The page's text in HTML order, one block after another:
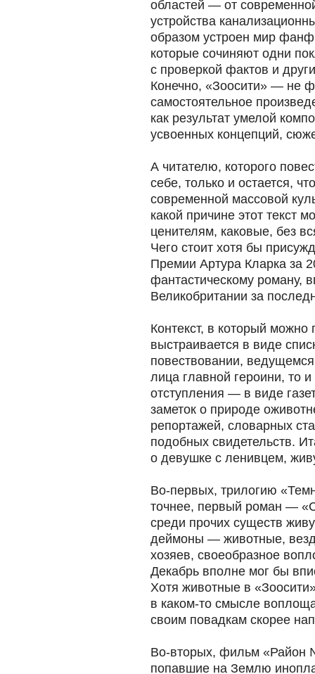
областей — от
устройства
образом устроен мир
которые сочиняют одни
с проверкой фактов и
Конечно, «Зоосити» — не
самостоятельное
как результат умелой
усвоенных концепций,
А читателю, которого
себе, только и остается,
современной массовой
какой причине этот текст
ценителям, каковые, без
Чего стоит хотя бы
Премии Артура Кларка за
фантастическому роману,
Великобритании за
Контекст, в который можно
выстраивается в виде
повествовании,
лица главной героини, то
отступления — в виде
заметок о природе
репортажей, словарных
подобных свидетельств.
о девушке с ленивцем,
Во-первых, трилогию
точнее, первый роман —
среди прочих существ
деймоны — животные,
хозяев, своеобразное
Декабрь вполне мог бы
Хотя животные в
в каком-то смысле
своим повадкам скорее
Во-вторых, фильм «Район
попавшие на Землю